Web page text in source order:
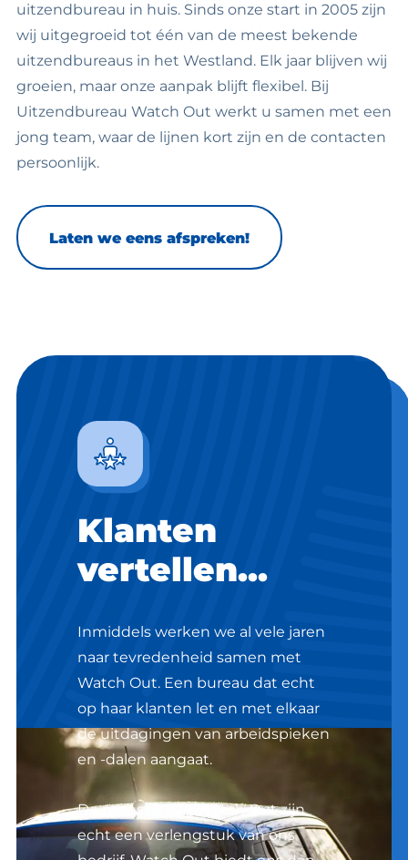
uitzendbureau in huis. Sinds onze start in 2005 zijn
wij uitgegroeid tot één van de meest bekende
uitzendbureaus in het Westland. Elk jaar blijven wij
groeien, maar onze aanpak blijft flexibel. Bij
Uitzendbureau Watch Out werkt u samen met een
jong team, waar de lijnen kort zijn en de contacten
persoonlijk.
Laten we eens afspreken!
Klanten
vertellen...
Inmiddels werken we al vele jaren
naar tevredenheid samen met
Watch Out. Een bureau dat echt
op haar klanten let en met elkaar
de uitdagingen van arbeidspieken
en -dalen aangaat.
De mensen van Watch Out zijn
echt een verlengstuk van ons